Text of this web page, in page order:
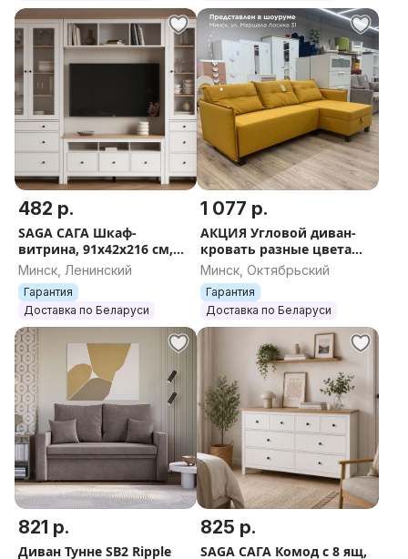
482 р.
SAGA САГА Шкаф-
витрина, 91x42x216 см,
белый/ясень
Минск, Ленинский
Гарантия
Доставка по Беларуси
1 077 р.
АКЦИЯ Угловой диван-
кровать разные цвета
TUULI ТУУЛИ (от
производителя ИКЕА
IKEA)
Минск, Октябрьский
Гарантия
Доставка по Беларуси
821 р.
Диван Тунне SB2 Ripple
825 р.
SAGA САГА Комод с 8 ящ,